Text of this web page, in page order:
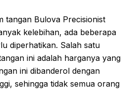
tangan Bulova Precisionist
kelebihan, ada beberapa
diperhatikan. Salah satu
ini adalah harganya yang
ini dibanderol dengan
sehingga tidak semua orang